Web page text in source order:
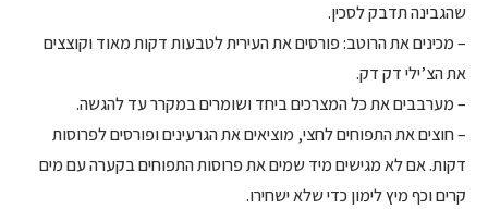
שהגבינה תדבק לסכין.
– מכינים את הרוטב: פורסים את העירית לטבעות דקות מאוד וקוצצים
את הצ’ילי דק דק.
– מערבבים את כל המצרכים ביחד ושומרים במקרר עד להגשה.
– חוצים את התפוחים לחצי, מוציאים את הגרעינים ופורסים לפרוסות
דקות. אם לא מגישים מיד שמים את פרוסות התפוחים בקערה עם מים
קרים וכף מיץ לימון כדי שלא ישחירו.